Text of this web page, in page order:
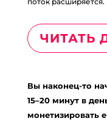
ЧИТАТЬ
Вы наконец-то
15–20 минут в
монетизировать